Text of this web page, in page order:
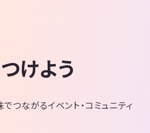
けよう
つながるイベント・コミュニティ